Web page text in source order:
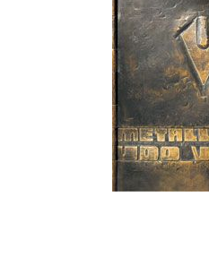
erfolgreichen
werden die Lerninhalte
Zeichnungen einer
von
Naturfotograf Siegfried
mit seinen Aufnahmen die
wonach die Natur, ganz